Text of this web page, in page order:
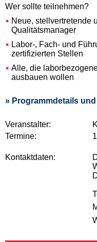
Wer sollte teilnehmen?
Neue, stellvertretende
Qualitätsmanager
Labor-, Fach- und
zertifizierten Stellen
Alle, die
ausbauen wollen
» Programmdetails
Veranstalter:
Termine:
Kontaktdaten: